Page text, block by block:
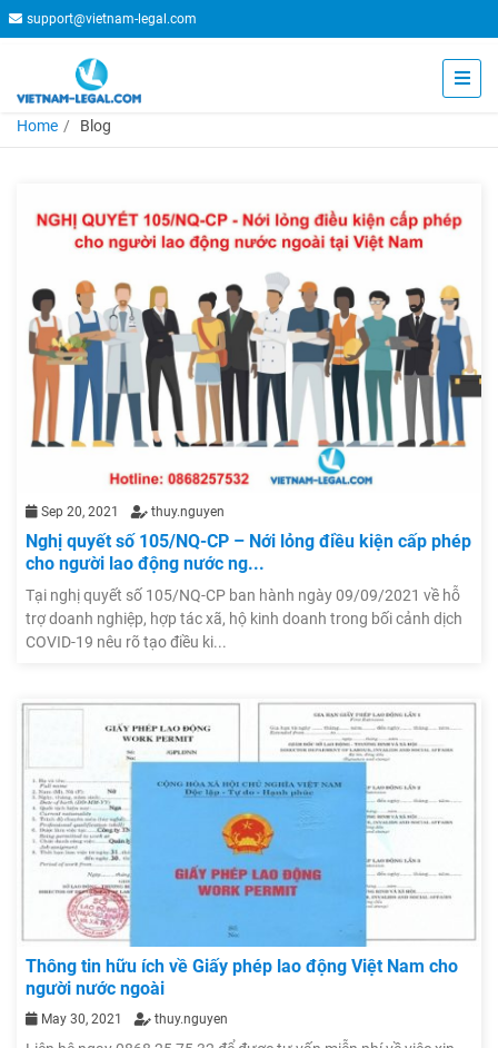
support@vietnam-legal.com
Home Blog
Sep 20, 2021 thuy.nguyen
Nghị quyết số 105/NQ-CP – Nới lỏng điều kiện cấp phép
cho người lao động nước ng...
Tại nghị quyết số 105/NQ-CP ban hành ngày 09/09/2021 về hỗ
trợ doanh nghiệp, hợp tác xã, hộ kinh doanh trong bối cảnh dịch
COVID-19 nêu rõ tạo điều ki...
Thông tin hữu ích về Giấy phép lao động Việt Nam cho
người nước ngoài
May 30, 2021 thuy.nguyen